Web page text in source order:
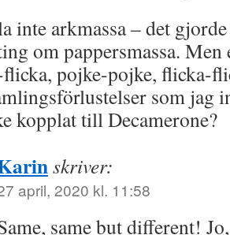
inte arkmassa – det
om pappersmassa.
pojke-pojke, flicka-
som jag
kopplat till Decamerone?
skriver:
april, 2020 kl. 11:58
same but different!